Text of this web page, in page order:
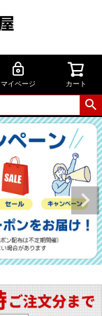
マイページ カート